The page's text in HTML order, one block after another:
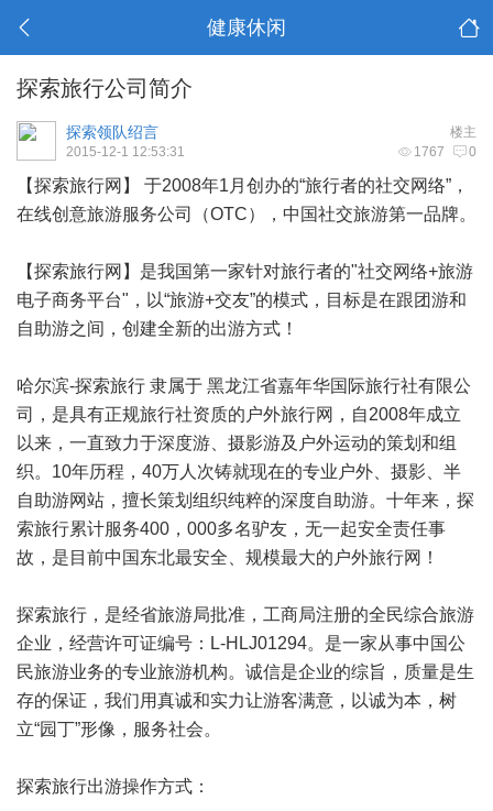
健康休闲
探索旅行公司简介
楼主
探索领队绍言
1767 0
2015-12-1 12:53:31
【探索旅行网】 于2008年1月创办的“旅行者的社交网络”，
在线创意旅游服务公司（OTC），中国社交旅游第一品牌。
【探索旅行网】是我国第一家针对旅行者的"社交网络+旅游
电子商务平台"，以“旅游+交友”的模式，目标是在跟团游和
自助游之间，创建全新的出游方式！
哈尔滨-探索旅行 隶属于 黑龙江省嘉年华国际旅行社有限公
司，是具有正规旅行社资质的户外旅行网，自2008年成立
以来，一直致力于深度游、摄影游及户外运动的策划和组
织。10年历程，40万人次铸就现在的专业户外、摄影、半
自助游网站 ，擅长策划组织纯粹的深度自助游。十年来，探
索旅行累计服务400，000多名驴友，无一起安全责任事
故，是目前中国东北最安全、规模最大的户外旅行网！
探索旅行，是经省旅游局批准，工商局注册的全民综合旅游
企业，经营许可证编号：L-HLJ01294。是一家从事中国公
民旅游业务的专业旅游机构。诚信是企业的综旨，质量是生
存的保证，我们用真诚和实力让游客满意，以诚为本，树
立“园丁”形像，服务社会。
探索旅行出游操作方式：